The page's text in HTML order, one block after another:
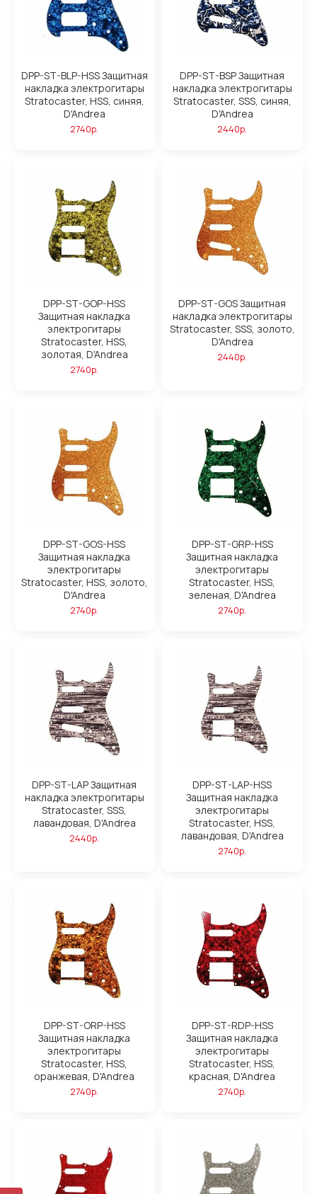
DPP-ST-BLP-HSS Защитная
накладка электрогитары
Stratocaster, HSS, синяя,
D'Andrea
2740р.
DPP-ST-BSP Защитная
накладка электрогитары
Stratocaster, SSS, синяя,
D'Andrea
2440р.
DPP-ST-GOP-HSS
Защитная накладка
электрогитары
Stratocaster, HSS,
золотая, D'Andrea
2740р.
DPP-ST-GOS Защитная
накладка электрогитары
Stratocaster, SSS, золото,
D'Andrea
2440р.
DPP-ST-GOS-HSS
Защитная накладка
электрогитары
Stratocaster, HSS, золото,
D'Andrea
2740р.
DPP-ST-GRP-HSS
Защитная накладка
электрогитары
Stratocaster, HSS,
зеленая, D'Andrea
2740р.
DPP-ST-LAP Защитная
накладка электрогитары
Stratocaster, SSS,
лавандовая, D'Andrea
2440р.
DPP-ST-LAP-HSS
Защитная накладка
электрогитары
Stratocaster, HSS,
лавандовая, D'Andrea
2740р.
DPP-ST-ORP-HSS
Защитная накладка
электрогитары
Stratocaster, HSS,
оранжевая, D'Andrea
2740р.
DPP-ST-RDP-HSS
Защитная накладка
электрогитары
Stratocaster, HSS,
красная, D'Andrea
2740р.